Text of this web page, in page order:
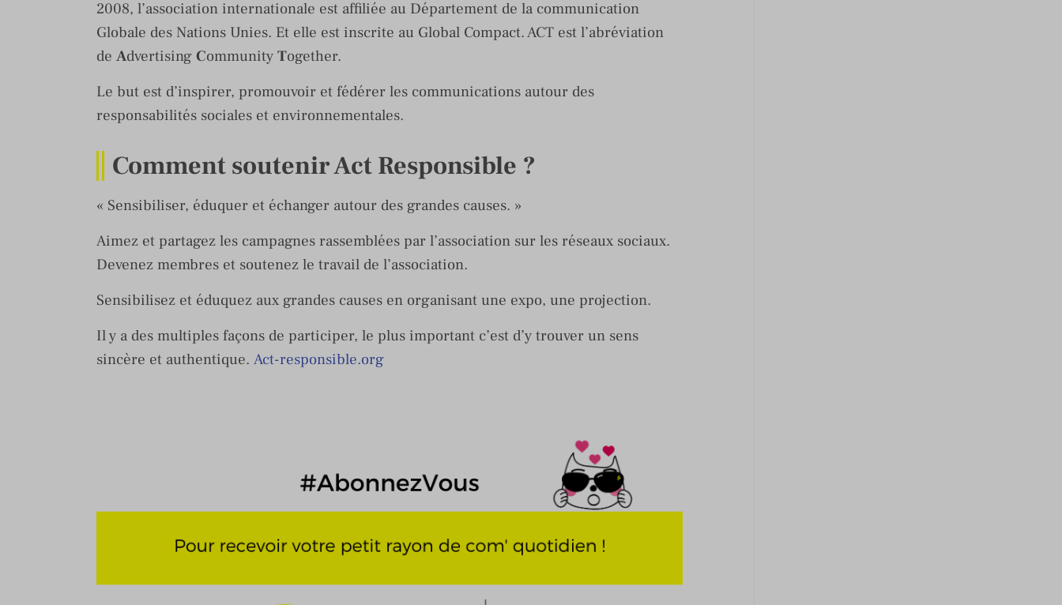
2008, l’association internationale est affiliée au Département de la communication
Globale des Nations Unies. Et elle est inscrite au Global Compact. ACT est l’abréviation
de Advertising Community Together.
Le but est d’inspirer, promouvoir et fédérer les communications autour des
responsabilités sociales et environnementales.
Comment soutenir Act Responsible ?
« Sensibiliser, éduquer et échanger autour des grandes causes. »
Aimez et partagez les campagnes rassemblées par l’association sur les réseaux sociaux.
Devenez membres et soutenez le travail de l’association.
Sensibilisez et éduquez aux grandes causes en organisant une expo, une projection.
Il y a des multiples façons de participer, le plus important c’est d’y trouver un sens
sincère et authentique. Act-responsible.org